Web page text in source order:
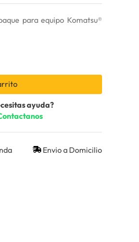
para equipo Komatsu®
ayuda?
Envio a Domicilio